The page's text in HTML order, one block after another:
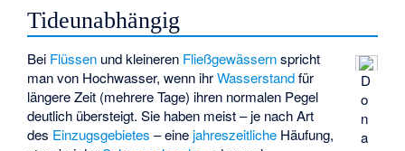
Tideunabhängig
D
o
n
a
Bei Flüssen und kleineren Fließgewässernspricht
man von Hochwasser, wenn ihrWasserstandfür
längere Zeit (mehrere Tage) ihren normalen Pegel
deutlich übersteigt. Sie haben meist – je nach Art
des Einzugsgebietes – eine jahreszeitliche Häufung,